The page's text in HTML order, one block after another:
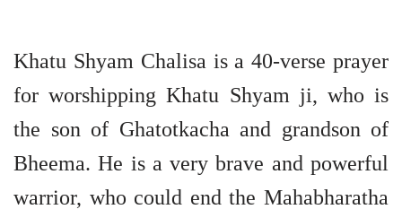
Khatu Shyam Chalisa is a 40-verse prayer
for worshipping Khatu Shyam ji, who is
the son of Ghatotkacha and grandson of
Bheema. He is a very brave and powerful
warrior, who could end the Mahabharatha